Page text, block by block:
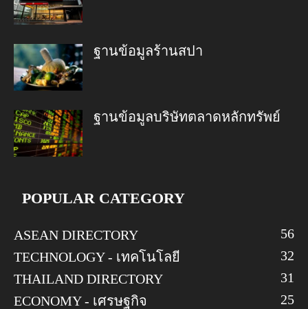
ฐานข้อมูลร้านสปา
ฐานข้อมูลบริษัทตลาดหลักทรัพย์
POPULAR CATEGORY
ASEAN DIRECTORY
56
TECHNOLOGY - เทคโนโลยี
32
THAILAND DIRECTORY
31
ECONOMY - เศรษฐกิจ
25